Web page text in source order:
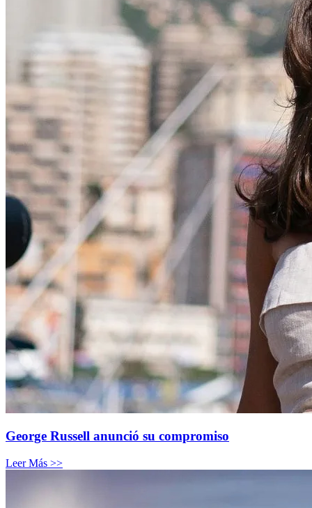
George Russell anunció su compromiso
Leer Más >>